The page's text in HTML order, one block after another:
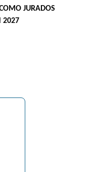
JURADOS
2027